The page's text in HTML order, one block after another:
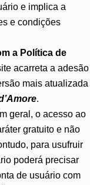
e implica a
e condições
a Política de
acarreta a adesão
mais atualizada
.
geral, o acesso ao
gratuito e não
para usufruir
poderá precisar
de usuário com